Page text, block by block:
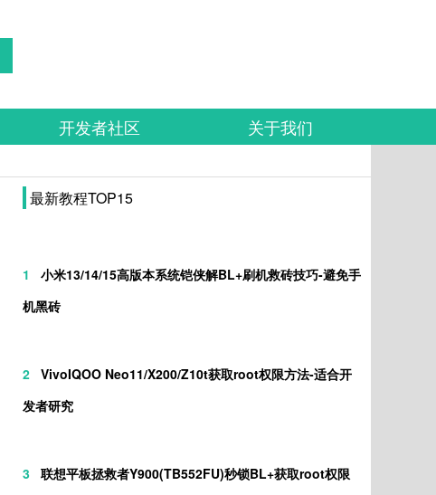
开发者社区 关于我们
最新教程TOP15
1
小米13/14/15高版本系统铠侠解BL+刷机救砖技巧-避免手
机黑砖
2
VivoIQOO Neo11/X200/Z10t获取root权限方法-适合开
发者研究
3
联想平板拯救者Y900(TB552FU)秒锁BL+获取root权限